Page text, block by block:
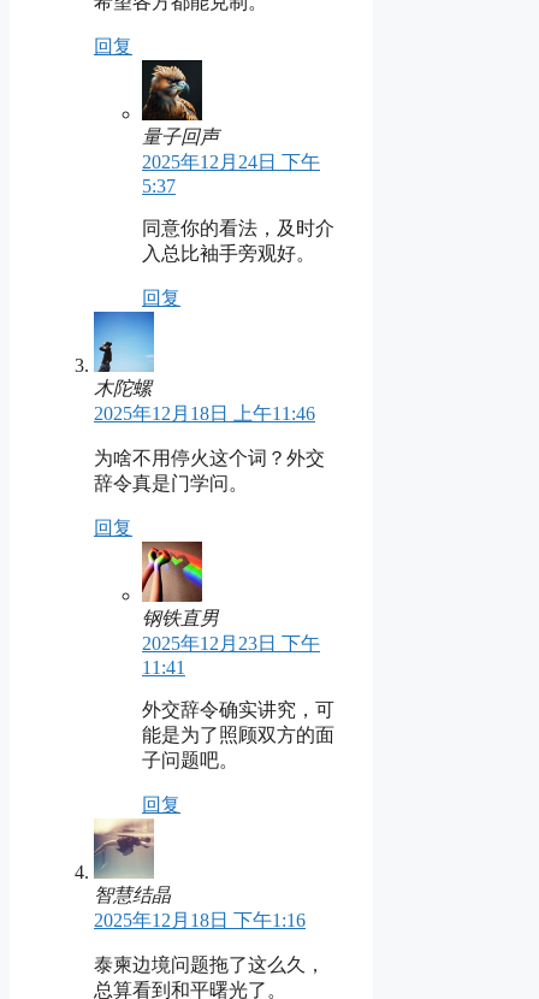
回复
量子回声
2025年12月24日 下午
5:37
同意你的看法，及时介
入总比袖手旁观好。
回复
木陀螺
2025年12月18日 上午11:46
为啥不用停火这个词？外交
辞令真是门学问。
回复
钢铁直男
2025年12月23日 下午
11:41
外交辞令确实讲究，可
能是为了照顾双方的面
子问题吧。
回复
智慧结晶
2025年12月18日 下午1:16
泰柬边境问题拖了这么久，
总算看到和平曙光了。